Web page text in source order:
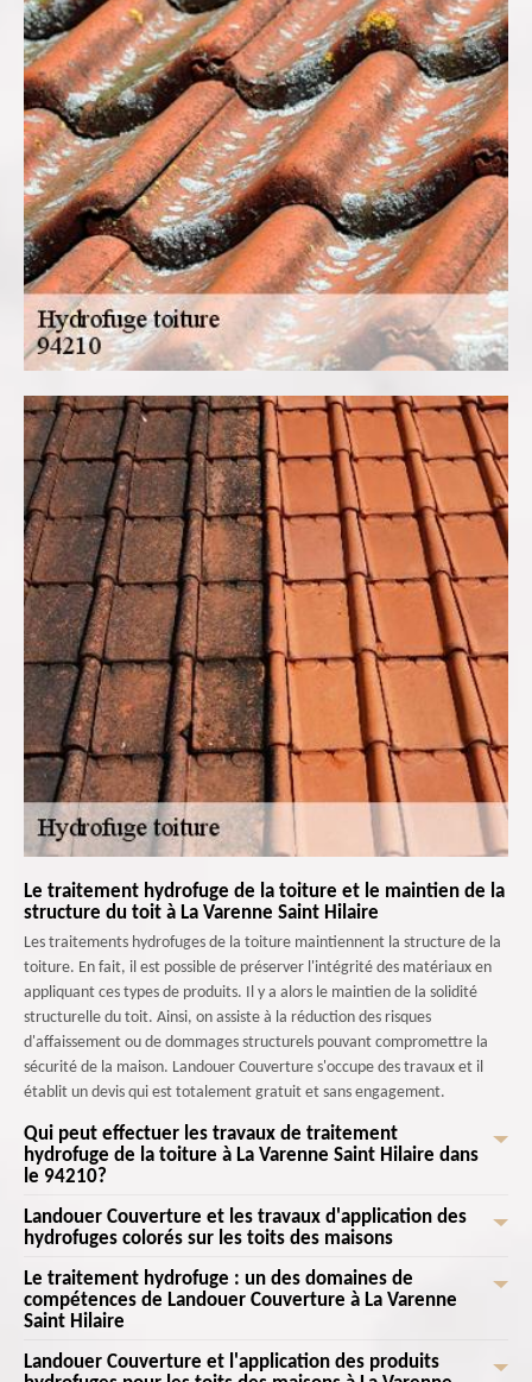
Le traitement hydrofuge de la toiture et le maintien de la
structure du toit à La Varenne Saint Hilaire
Les traitements hydrofuges de la toiture maintiennent la structure de la
toiture. En fait, il est possible de préserver l'intégrité des matériaux en
appliquant ces types de produits. Il y a alors le maintien de la solidité
structurelle du toit. Ainsi, on assiste à la réduction des risques
d'affaissement ou de dommages structurels pouvant compromettre la
sécurité de la maison. Landouer Couverture s'occupe des travaux et il
établit un devis qui est totalement gratuit et sans engagement.
Qui peut effectuer les travaux de traitement
hydrofuge de la toiture à La Varenne Saint Hilaire dans
le 94210?
Les travaux de traitement hydrofuge de la toiture sont indispensables
pour préserver l'intégrité de la toiture. En fait, ce sont les professionnels
qui effectuent les opérations. Landouer Couverture est formé pour
travailler en toute sécurité en hauteur. Il suit des formations de sécurité
stricte pour éviter les accidents pendant l'application des hydrofuges.
Ainsi, il peut assurer sa protection et les occupants des maisons. Les
travaux sont assez difficiles, mais il peut assurer un travail de très bonne
Landouer Couverture et les travaux d'application des
hydrofuges colorés sur les toits des maisons
À La Varenne Saint Hilaire dans le 94210, il est possible de prévenir les
fuites sur les toits des maisons. En fait, il est possible de former une
considérablement les risques de fuites à travers la toiture. Ainsi, on peut
Le traitement hydrofuge : un des domaines de
compétences de Landouer Couverture à La Varenne
Saint Hilaire
Les opérations qui s'effectuent au niveau des toits des maisons sont très
Landouer Couverture et l'application des produits